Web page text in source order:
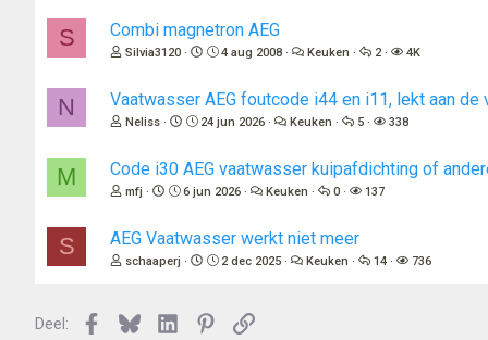
S Combi magnetron AEG
Silvia3120 4 aug 2008 Keuken 2 4K
N Vaatwasser AEG foutcode i44 en i11, lekt aan de
Neliss 24 jun 2026 Keuken 5 338
M Code i30 AEG vaatwasser kuipafdichting of
mfj 6 jun 2026 Keuken 0 137
S AEG Vaatwasser werkt niet meer
schaaperj 2 dec 2025 Keuken 14 736
Deel: Facebook
BlueskyLinkedInPinterest
Link